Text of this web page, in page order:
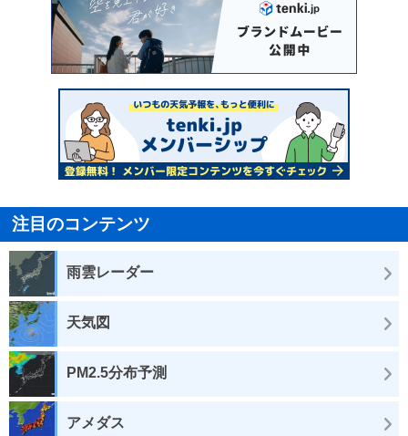
注目のコンテンツ
雨雲レーダー
天気図
PM2.5分布予測
アメダス